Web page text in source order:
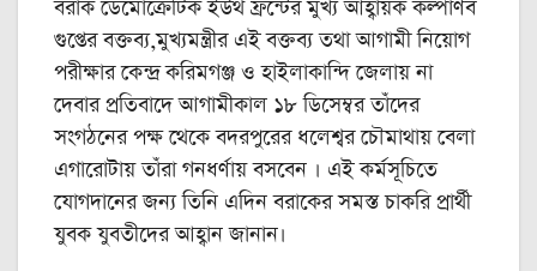
বরাক ডেমোক্রেটিক ইউথ ফ্রন্টের মুখ্য আহ্বায়ক কল্পার্ণব
গুপ্তের বক্তব্য,মুখ্যমন্ত্রীর এই বক্তব্য তথা আগামী নিয়োগ
পরীক্ষার কেন্দ্র করিমগঞ্জ ও হাইলাকান্দি জেলায় না
দেবার প্রতিবাদে আগামীকাল ১৮ ডিসেম্বর তাঁদের
সংগঠনের পক্ষ থেকে বদরপুরের ধলেশ্বর চৌমাথায় বেলা
এগারোটায় তাঁরা গনধর্ণায় বসবেন । এই কর্মসূচিতে
যোগদানের জন্য তিনি এদিন বরাকের সমস্ত চাকরি প্রার্থী
যুবক যুবতীদের আহ্বান জানান।